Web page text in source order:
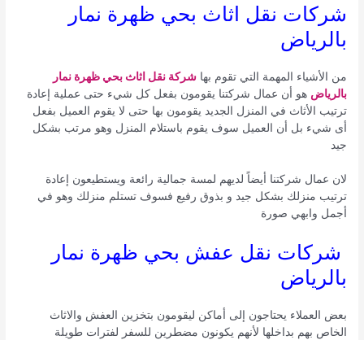
شركات نقل اثاث بحي ظهرة نمار
بالرياض
من الأشياء المهمة التي تقوم بهاشركة نقل اثاث بحي ظهرة نمار
بالرياض هو أن عمال شركتنا يقومون بفعل كل شيء حتى عملية إعادة
ترتيب الأثاث في المنزل الجديد يقومون بها حتى لا يقوم العميل بفعل
أى شيء بل أن العميل سوف يقوم باستلام المنزل وهو مرتب بشكل
جيد
لان عمال شركتنا أيضاً لديهم لمسة جمالية رائعة ويستطيعون إعادة
ترتيب منزلك بشكل جيد و بذوق رفيع فسوف تستلم منزلك وهو في
أجمل وابهي صورة
شركات نقل عفش بحي ظهرة نمار
بالرياض
بعض العملاء يحتاجون إلى أماكن ليقومون بتخزين العفش والاثاث
الخاص بهم بداخلها لأنهم يكونون مضطرين للسفر لفترات طويلة